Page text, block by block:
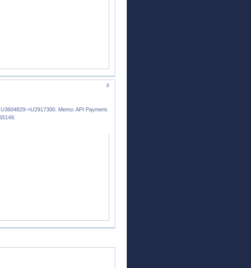
8
>U2917300. Memo: API Payment.